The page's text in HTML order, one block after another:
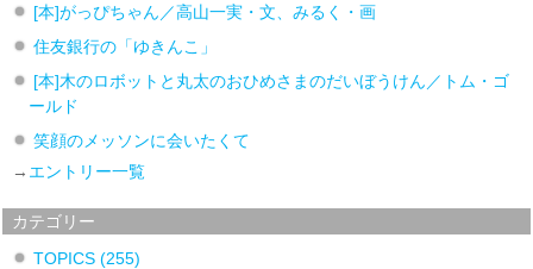
[本]がっぴちゃん／高山一実・文、みるく・画
住友銀行の「ゆきんこ」
[本]木のロボットと丸太のおひめさまのだいぼうけん／トム・ゴ
ールド
笑顔のメッソンに会いたくて
→ エントリー一覧
カテゴリー
TOPICS(255)